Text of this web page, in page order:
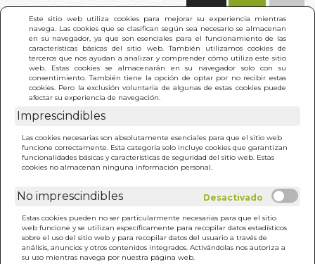
Este sitio web utiliza cookies para mejorar su experiencia mientras
navega. Las cookies que se clasifican según sea necesario se almacenan
en su navegador, ya que son esenciales para el funcionamiento de las
características básicas del sitio web. También utilizamos cookies de
terceros que nos ayudan a analizar y comprender cómo utiliza este sitio
web. Estas cookies se almacenarán en su navegador solo con su
consentimiento. También tiene la opción de optar por no recibir estas
cookies. Pero la exclusión voluntaria de algunas de estas cookies puede
afectar su experiencia de navegación.
Imprescindibles
Las cookies necesarias son absolutamente esenciales para que el sitio web
funcione correctamente. Esta categoría solo incluye cookies que garantizan
funcionalidades básicas y características de seguridad del sitio web. Estas
cookies no almacenan ninguna información personal.
No imprescindibles
Estas cookies pueden no ser particularmente necesarias para que el sitio
web funcione y se utilizan específicamente para recopilar datos estadísticos
sobre el uso del sitio web y para recopilar datos del usuario a través de
análisis, anuncios y otros contenidos integrados. Activándolas nos autoriza a
su uso mientras navega por nuestra página web.
INICIO > MADUREZ DE CERVANTES. LA